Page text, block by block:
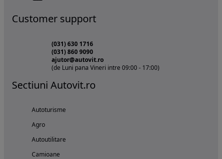
Customer support
(031) 630 1716
(031) 860 9090
ajutor@autovit.ro
(de Luni pana Vineri intre 09:00 - 17:00)
Sectiuni Autovit.ro
Autoturisme
Agro
Autoutilitare
Camioane